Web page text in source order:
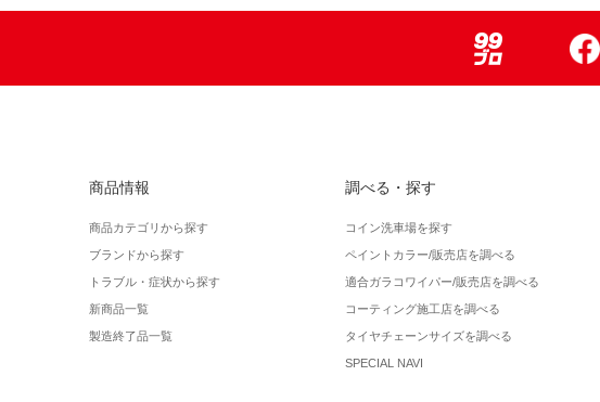
商品情報
商品カテゴリから探す
ブランドから探す
トラブル・症状から探す
新商品一覧
製造終了品一覧
調べる・探す
コイン洗車場を探す
ペイントカラー/販売店を調べる
適合ガラコワイパー/販売店を調べる
コーティング施工店を調べる
タイヤチェーンサイズを調べる
SPECIAL NAVI